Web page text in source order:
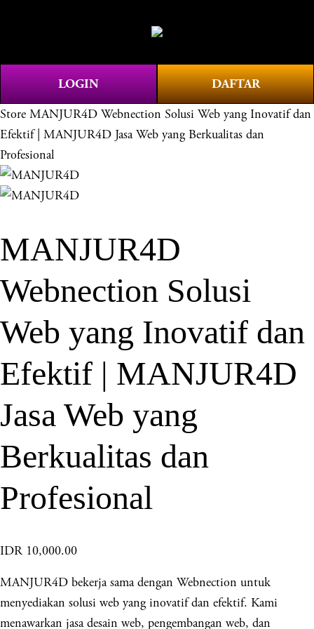
e
n
u
LOGIN DAFTAR
Store MANJUR4D Webnection Solusi Web yang Inovatif dan
Efektif | MANJUR4D Jasa Web yang Berkualitas dan
Profesional
MANJUR4D
Webnection Solusi
Web yang Inovatif dan
Efektif | MANJUR4D
Jasa Web yang
Berkualitas dan
Profesional
IDR 10,000.00
MANJUR4D bekerja sama dengan Webnection untuk
menyediakan solusi web yang inovatif dan efektif. Kami
menawarkan jasa desain web, pengembangan web, dan